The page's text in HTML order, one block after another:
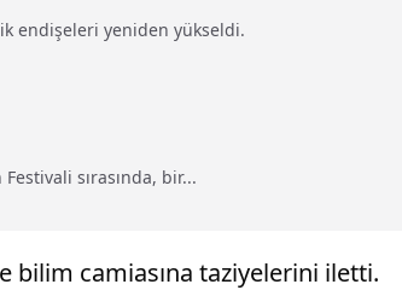
endişeleri yeniden yükseldi.
sırasında, bir...
bilim camiasına taziyelerini iletti.